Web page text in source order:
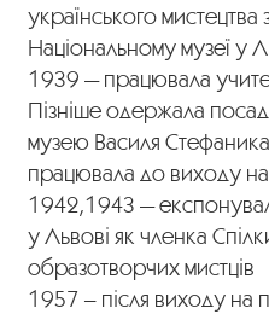
українського мистецтва
Національному музеї у
1939 — працювала
Пізніше одержала
музею Василя
працювала до виходу
1942,1943 —
у Львові як членка
образотворчих мистців
1957 – після виходу на